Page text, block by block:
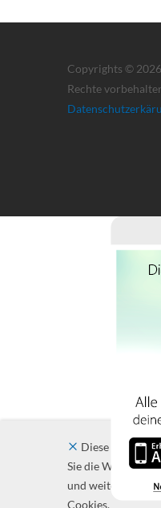
Copyrights © 2026
Rechte
Diese Website
Sie die Website
und weiter
Cookies.